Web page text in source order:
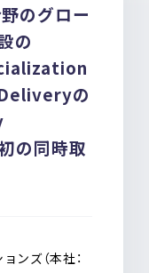
のグロー
の
の
の同時取
a
b
o
o
at
n
a
ンズ（本社：